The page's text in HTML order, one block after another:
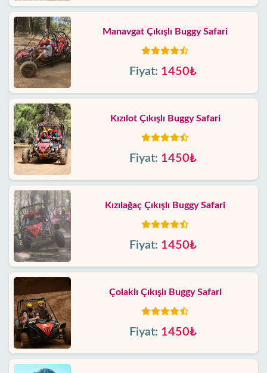
Manavgat Çıkışlı Buggy Safari
Fiyat: 1450₺
Kızılot Çıkışlı Buggy Safari
Fiyat: 1450₺
Kızılağaç Çıkışlı Buggy Safari
Fiyat: 1450₺
Çolaklı Çıkışlı Buggy Safari
Fiyat: 1450₺